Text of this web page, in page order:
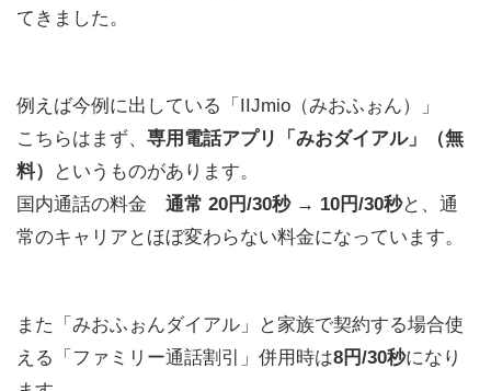
てきました。
例えば今例に出している「IIJmio（みおふぉん）」
こちらはまず、 専用電話アプリ「みおダイアル」（無
料）
というものがあります。
国内通話の料金 通常 20円/30秒 → 10円/30秒と、通
常のキャリアとほぼ変わらない料金になっています。
また「みおふぉんダイアル」と家族で契約する場合使
える「ファミリー通話割引」併用時は8円/30秒になり